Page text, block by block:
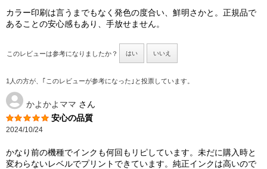
カラー印刷は言うまでもなく発色の度合い、鮮明さかと。正規品で
あることの安心感もあり、手放せません。
このレビューは参考になりましたか？ はい いいえ
1人の方が、｢このレビューが参考になった｣と投票しています。
かよかよママ さん
安心の品質
2024/10/24
かなり前の機種でインクも何回もリピしています。未だに購入時と
変わらないレベルでプリントできています。純正インクは高いので